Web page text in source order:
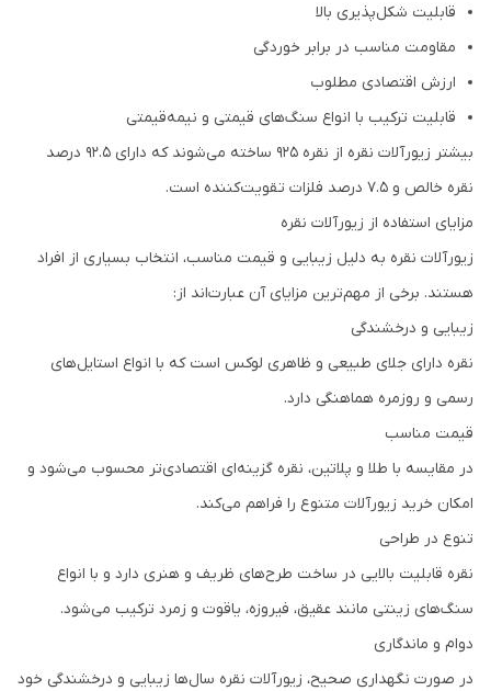
قابلیت شکل‌پذیری بالا
مقاومت مناسب در برابر خوردگی
ارزش اقتصادی مطلوب
قابلیت ترکیب با انواع سنگ‌های قیمتی و نیمه‌قیمتی
بیشتر زیورآلات نقره از نقره 925 ساخته می‌شوند که دارای 92.5 درصد
نقره خالص و 7.5 درصد فلزات تقویت‌کننده است.
مزایای استفاده از زیورآلات نقره
زیورآلات نقره به دلیل زیبایی و قیمت مناسب، انتخاب بسیاری از افراد
هستند. برخی از مهم‌ترین مزایای آن عبارت‌اند از:
زیبایی و درخشندگی
نقره دارای جلای طبیعی و ظاهری لوکس است که با انواع استایل‌های
رسمی و روزمره هماهنگی دارد.
قیمت مناسب
در مقایسه با طلا و پلاتین، نقره گزینه‌ای اقتصادی‌تر محسوب می‌شود و
امکان خرید زیورآلات متنوع را فراهم می‌کند.
تنوع در طراحی
نقره قابلیت بالایی در ساخت طرح‌های ظریف و هنری دارد و با انواع
سنگ‌های زینتی مانند عقیق، فیروزه، یاقوت و زمرد ترکیب می‌شود.
دوام و ماندگاری
در صورت نگهداری صحیح، زیورآلات نقره سال‌ها زیبایی و درخشندگی خود